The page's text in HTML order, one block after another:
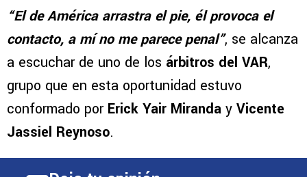
“El de América arrastra el pie, él provoca el
contacto, a mí no me parece penal”, se alcanza
a escuchar de uno de los árbitros del VAR,
grupo que en esta oportunidad estuvo
conformado por Erick Yair Miranda y Vicente
Jassiel Reynoso.